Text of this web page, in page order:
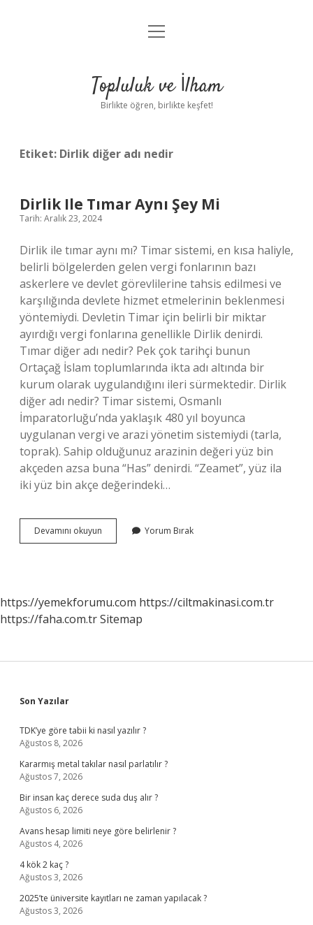
Anasayfa
Yasal Uyarı
menüyü
Topluluk ve İlham
Birlikte öğren, birlikte keşfet!
Etiket: Dirlik diğer adı nedir
Dirlik Ile Tımar Aynı Şey Mi
Tarih: Aralık 23, 2024
Dirlik ile tımar aynı mı? Timar sistemi, en kısa haliyle,
belirli bölgelerden gelen vergi fonlarının bazı
askerlere ve devlet görevlilerine tahsis edilmesi ve
karşılığında devlete hizmet etmelerinin beklenmesi
yöntemiydi. Devletin Timar için belirli bir miktar
ayırdığı vergi fonlarına genellikle Dirlik denirdi.
Tımar diğer adı nedir? Pek çok tarihçi bunun
Ortaçağ İslam toplumlarında ikta adı altında bir
kurum olarak uygulandığını ileri sürmektedir. Dirlik
diğer adı nedir? Timar sistemi, Osmanlı
İmparatorluğu’nda yaklaşık 480 yıl boyunca
uygulanan vergi ve arazi yönetim sistemiydi (tarla,
toprak). Sahip olduğunuz arazinin değeri yüz bin
akçeden azsa buna “Has” denirdi. “Zeamet”, yüz ila
iki yüz bin akçe değerindeki…
Devamını okuyun
Ile
Yorum Bırak
https://yemekforumu.com https://ciltmakinasi.com.tr
https://faha.com.trSitemap
Sidebar
Son Yazılar
TDK’ye göre tabii ki nasıl yazılır ?
Ağustos 8, 2026
Kararmış metal takılar nasıl parlatılır ?
Ağustos 7, 2026
Bir insan kaç derece suda duş alır ?
Ağustos 6, 2026
Avans hesap limiti neye göre belirlenir ?
Ağustos 4, 2026
4 kök 2 kaç ?
Ağustos 3, 2026
2025’te üniversite kayıtları ne zaman yapılacak ?
Ağustos 3, 2026